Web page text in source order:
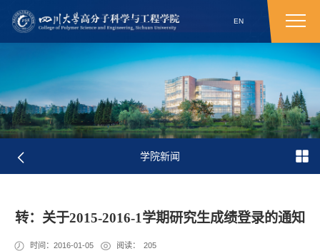
EN
学院新闻
转：关于2015-2016-1学期研究生成绩登录的通知
时间：2016-01-05 阅读： 205